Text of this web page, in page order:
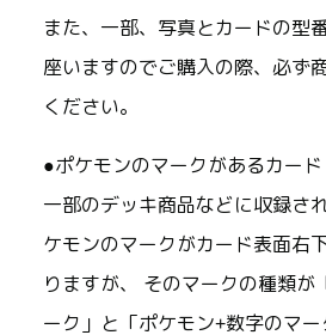
また、一部、写真とカードの型
座いますのでご購入の際、必ず
ください。
●ポケモンのマークがあるカード
一部のデッキ商品などに収録さ
ケモンのマークがカード表面右
りますが、 そのマークの種類が
ーク」と「ポケモン+数字のマ